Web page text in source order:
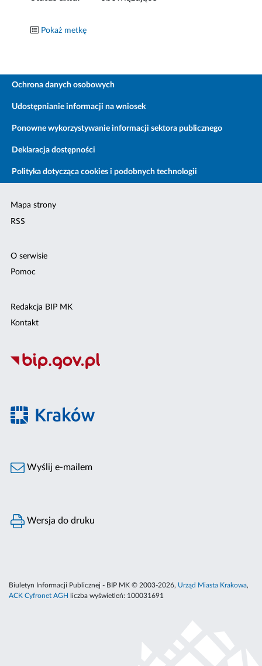
Pokaż metkę
Ochrona danych osobowych
Udostępnianie informacji na wniosek
Ponowne wykorzystywanie informacji sektora publicznego
Deklaracja dostępności
Polityka dotycząca cookies i podobnych technologii
Mapa strony
RSS
O serwisie
Pomoc
Redakcja BIP MK
Kontakt
Wyślij e-mailem
Wersja do druku
Biuletyn Informacji Publicznej - BIP MK © 2003-2026, Urząd Miasta Krakowa,
ACK Cyfronet AGH
liczba wyświetleń: 100031691